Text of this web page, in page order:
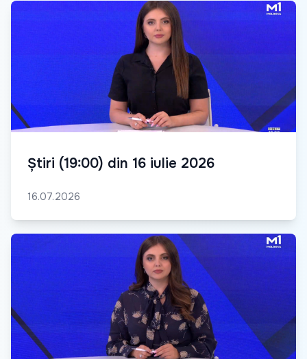
Știri (19:00) din 16 iulie 2026
16.07.2026